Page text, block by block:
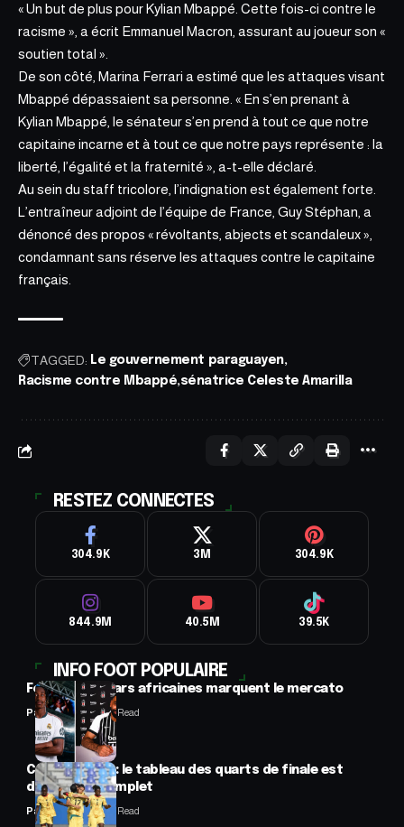
« Un but de plus pour Kylian Mbappé. Cette fois-ci contre le
racisme », a écrit Emmanuel Macron, assurant au joueur son «
soutien total ».
De son côté, Marina Ferrari a estimé que les attaques visant
Mbappé dépassaient sa personne. « En s’en prenant à
Kylian Mbappé, le sénateur s’en prend à tout ce que notre
capitaine incarne et à tout ce que notre pays représente : la
liberté, l’égalité et la fraternité », a-t-elle déclaré.
Au sein du staff tricolore, l’indignation est également forte.
L’entraîneur adjoint de l’équipe de France, Guy Stéphan, a
dénoncé des propos « révoltants, abjects et scandaleux »,
condamnant sans réserve les attaques contre le capitaine
français.
TAGGED: Le gouvernement paraguayen
Racisme contre Mbappé sénatrice Celeste Amarilla
RESTEZ CONNECTES
304.9K 3M 304.9K
844.9M 40.5M 39.5K
INFO FOOT POPULAIRE
Football : 2 stars africaines marquent le mercato
Panafrofoot2 Min Read
CAN féminine : le tableau des quarts de finale est
désormais complet
Panafrofoot2 Min Read